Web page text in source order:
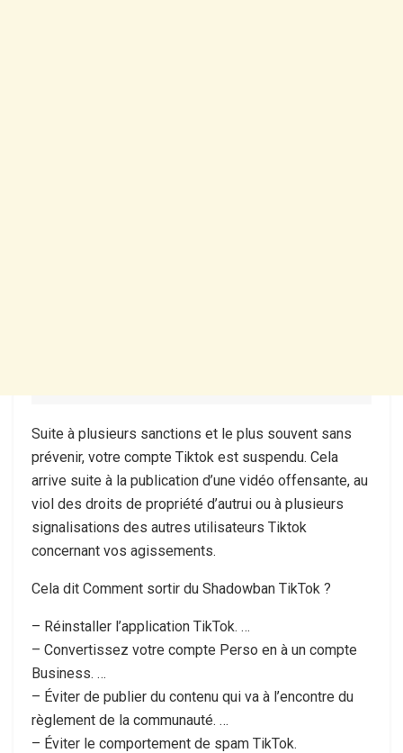
Suite à plusieurs sanctions et le plus souvent sans
prévenir, votre compte Tiktok est suspendu. Cela
arrive suite à la publication d’une vidéo offensante, au
viol des droits de propriété d’autrui ou à plusieurs
signalisations des autres utilisateurs Tiktok
concernant vos agissements.
Cela dit Comment sortir du Shadowban TikTok ?
– Réinstaller l’application TikTok. …
– Convertissez votre compte Perso en à un compte
Business. …
– Éviter de publier du contenu qui va à l’encontre du
règlement de la communauté. …
– Éviter le comportement de spam TikTok.